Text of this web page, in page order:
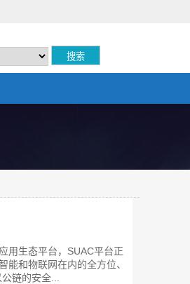
用生态平台，SUAC平台正
能和物联网在内的全方位、
链的安全...